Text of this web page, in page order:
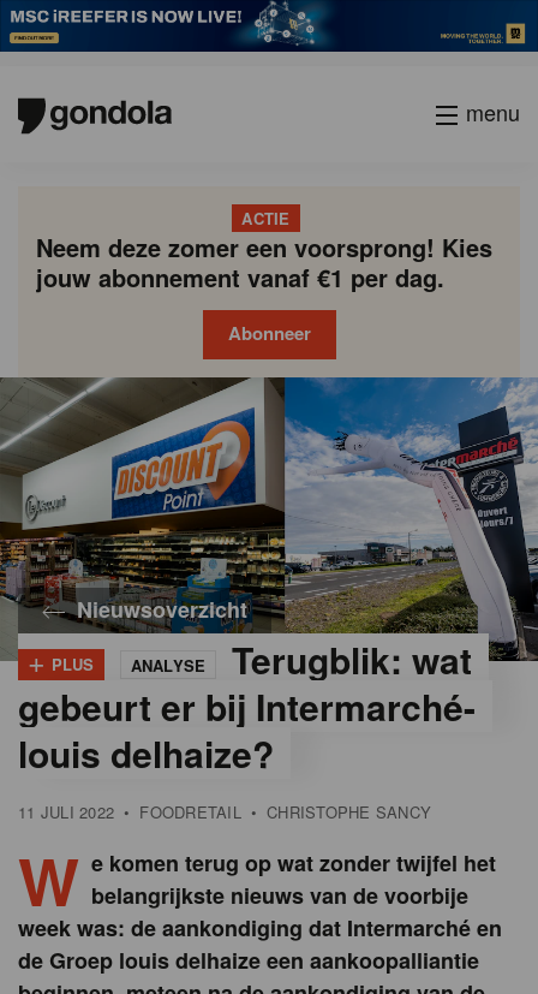
menu
ACTIE
Neem deze zomer een voorsprong! Kies
jouw abonnement vanaf €1 per dag.
Abonneer
Nieuwsoverzicht
+ PLUS ANALYSE
Terugblik: wat
gebeurt er bij Intermarché-
louis delhaize?
11 JULI 2022 • FOODRETAIL • CHRISTOPHE SANCY
Gondola
W e komen terug op wat zonder twijfel het
belangrijkste nieuws van de voorbije
week was: de aankondiging dat Intermarché en
de Groep louis delhaize een aankoopalliantie
Gondola
academy
Gondola
society